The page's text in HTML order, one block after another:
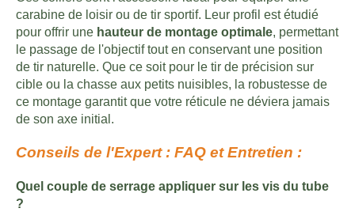
carabine de loisir ou de tir sportif. Leur profil est étudié
pour offrir une hauteur de montage optimale, permettant
le passage de l'objectif tout en conservant une position
de tir naturelle. Que ce soit pour le tir de précision sur
cible ou la chasse aux petits nuisibles, la robustesse de
ce montage garantit que votre réticule ne déviera jamais
de son axe initial.
Conseils de l'Expert : FAQ et Entretien :
Quel couple de serrage appliquer sur les vis du tube
?